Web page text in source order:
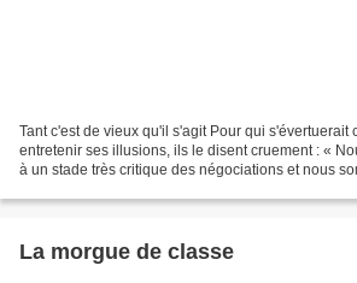
Tant c'est de vieux qu'il s'agit Pour qui s'évertuerait
entretenir ses illusions, ils le disent cruement : «
à un stade très critique des négociations et nous
La morgue de classe